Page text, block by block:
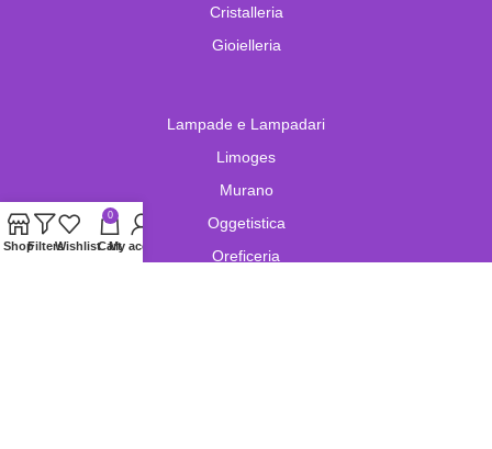
Cristalleria
Gioielleria
Lampade e Lampadari
Limoges
Murano
Oggetistica
Oreficeria
ShopFiltersWishlist
0
CartMy account